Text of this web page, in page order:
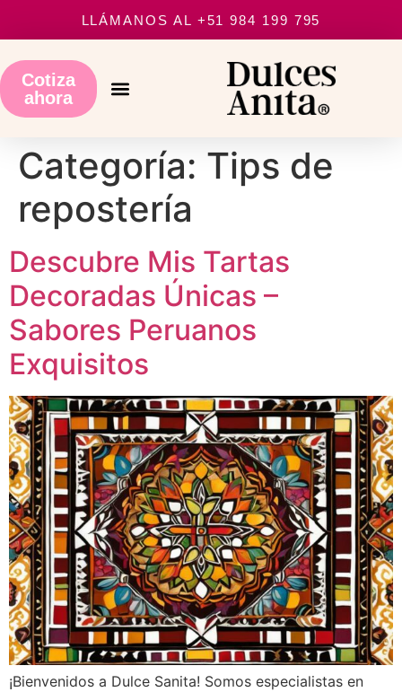
LLÁMANOS AL +51 984 199 795
Cotiza
ahora
Categoría: Tips de
repostería
Descubre Mis Tartas
Decoradas Únicas –
Sabores Peruanos
Exquisitos
¡Bienvenidos a Dulce Sanita! Somos especialistas en